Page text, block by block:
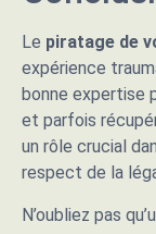
Le piratage de
expérience
bonne expertise
et parfois
un rôle crucial
respect de la
N’oubliez pas